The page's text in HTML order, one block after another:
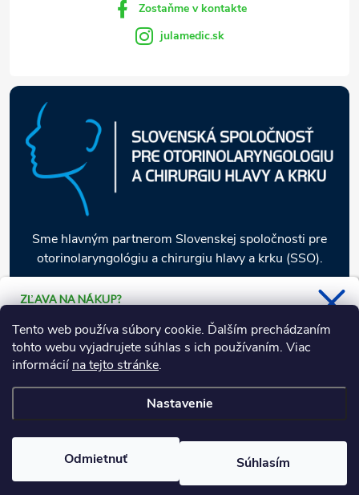
Tento web používa súbory cookie. Ďalším prechádzaním
tohto webu vyjadrujete súhlas s ich používaním. Viac
informáciína tejto stránke.
Nastavenie
Odmietnuť Súhlasím
Sme hlavným partnerom Slovenskej spoločnosti pre
otorinolaryngológiu a chirurgiu hlavy a krku (SSO).
Informácie pre vás
Naša ponuka
Zostaňme v kontakte
julamedic.sk
nastavenie cookies
ZĽAVA NA NÁKUP?
newsletteru a 5 % zľava je Vaša.
Ochrana osobných údajov